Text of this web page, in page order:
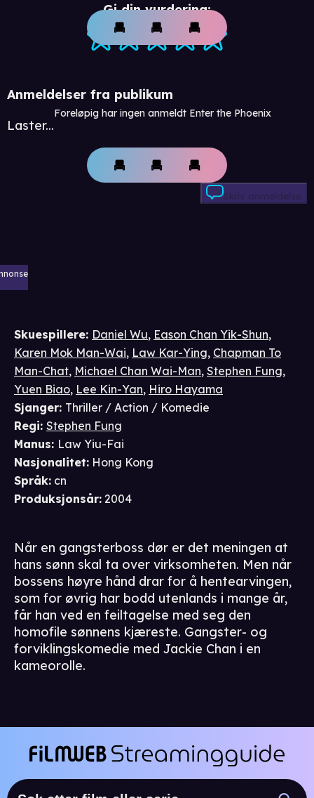
Gi din vurdering:
Anmeldelser fra publikum
Laster...
Foreløpig har ingen anmeldt Enter the Phoenix
Skriv anmeldelse
Skuespillere: Daniel Wu, Eason Chan Yik-Shun,
Karen Mok Man-Wai, Law Kar-Ying, Chapman To
Man-Chat, Michael Chan Wai-Man, Stephen Fung,
Yuen Biao, Lee Kin-Yan, Hiro Hayama
Sjanger: Thriller / Action / Komedie
Regi: Stephen Fung
Manus: Law Yiu-Fai
Nasjonalitet: Hong Kong
Språk: cn
Produksjonsår: 2004
Når en gangsterboss dør er det meningen at
hans sønn skal ta over virksomheten. Men når
bossens høyre hånd drar for å hentearvingen,
som for øvrig har bodd utenlands i mange år,
får han ved en feiltagelse med seg den
homofile sønnens kjæreste. Gangster- og
forviklingskomedie med Jackie Chan i en
kameorolle.